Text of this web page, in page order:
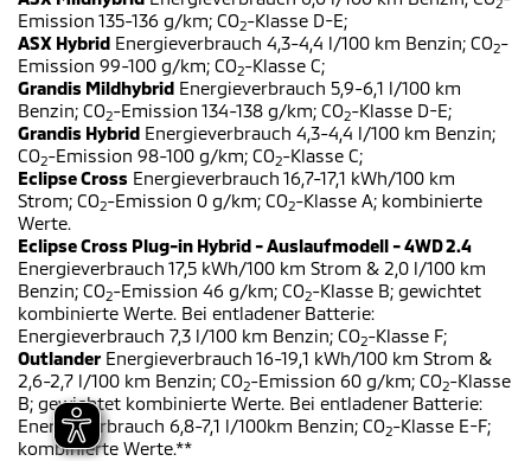
Emission 135-136 g/km; CO2-Klasse D-E;
ASX Hybrid Energieverbrauch 4,3-4,4 l/100 km Benzin; CO2-
Emission 99-100 g/km; CO2-Klasse C;
Grandis Mildhybrid Energieverbrauch 5,9-6,1 l/100 km
Benzin; CO2-Emission 134-138 g/km; CO2-Klasse D-E;
Grandis Hybrid Energieverbrauch 4,3-4,4 l/100 km Benzin;
CO2-Emission 98-100 g/km; CO2-Klasse C;
Eclipse Cross Energieverbrauch 16,7-17,1 kWh/100 km
Strom; CO2-Emission 0 g/km; CO2-Klasse A; kombinierte
Werte.
Eclipse Cross Plug-in Hybrid - Auslaufmodell - 4WD 2.4
Energieverbrauch 17,5 kWh/100 km Strom & 2,0 l/100 km
Benzin; CO2-Emission 46 g/km; CO2-Klasse B; gewichtet
kombinierte Werte. Bei entladener Batterie:
Energieverbrauch 7,3 l/100 km Benzin; CO2-Klasse F;
Outlander Energieverbrauch 16-19,1 kWh/100 km Strom &
2,6-2,7 l/100 km Benzin; CO2-Emission 60 g/km; CO2-Klasse
B; gewichtet kombinierte Werte. Bei entladener Batterie:
Energieverbrauch 6,8-7,1 l/100km Benzin; CO2-Klasse E-F;
kombinierte Werte.**